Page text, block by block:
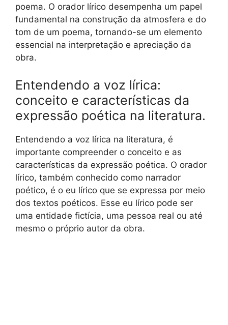
poema. O orador lírico desempenha um papel
fundamental na construção da atmosfera e do
tom de um poema, tornando-se um elemento
essencial na interpretação e apreciação da
obra.
Entendendo a voz lírica:
conceito e características da
expressão poética na literatura.
Entendendo a voz lírica na literatura, é
importante compreender o conceito e as
características da expressão poética. O orador
lírico, também conhecido como narrador
poético, é o eu lírico que se expressa por meio
dos textos poéticos. Esse eu lírico pode ser
uma entidade fictícia, uma pessoa real ou até
mesmo o próprio autor da obra.